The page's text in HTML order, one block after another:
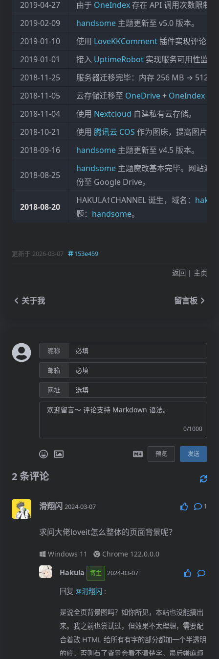
2019‑04‑27 由于 OneIndex存在 API 调用次数限制
2019‑02‑09
handsome 主题更新至 v5.0 版本。
2019‑01‑10
使用 LoveKKComment插件实现评论邮
2019‑01‑01
接入 UptimeRobot 实现服务可用性监控
2018‑11‑25
服务器迁移完毕：内存 256 MB → 512
2018‑11‑05
云存储迁移至 OneDrive+ OneIndex
2018‑11‑04
使用 Nextcloud 自建私有云存储。
2018‑10‑21
使用 腾讯云 COS 作为图床，提高图片在
2018‑09‑16
handsome 主题更新至 v4.5 版本。
2018‑08‑25
handsome 主题魔改基本完毕。网站源
份至 Google Drive。
2018‑08‑20
HAKULA†CHANNEL 诞生，域名：
题： handsome。
更新于 2026-03-07 153e459
返回 | 主页
关于我 留言板
昵称
邮箱
网址
0/1000
预览 发送
2条评论
滑翔闪 2024-03-07 1
求问大佬loveit怎么整体的页面背景呢？
Windows 11
Chrome 122.0.0.0
Hakula
博主 2024-03-07
回复 @滑翔闪:
是说全页背景图吗？如你所见，本站也没能搞出
来。我之前也尝试过，但效果不太理想，需要配
合着改 HTML 给所有有字的部分都加一个半透明
的底，否则有了背景会看不清楚字。最后嫌麻烦